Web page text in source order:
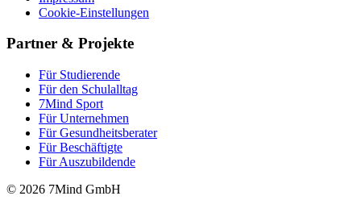
Cookie-Einstellungen
Partner & Projekte
Für Stu­die­rende
Für den Schulalltag
7Mind Sport
Für Unter­neh­men
Für Gesund­heits­be­ra­ter
Für Beschäftigte
Für Auszubildende
© 2026 7Mind GmbH